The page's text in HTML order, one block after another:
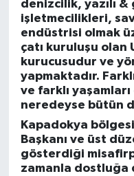
denizcilik, yazılı
işletmecilikleri,
endüstrisi olmak
çatı kuruluşu olan
kurucusudur ve
yapmaktadır.
ve farklı
neredeyse bütün
Kapadokya
Başkanı ve üst
gösterdiği
zamanla dostluğa